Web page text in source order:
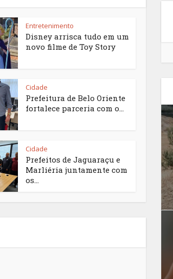
Entretenimento
Disney arrisca tudo em um
novo filme de Toy Story
Cidade
Prefeitura de Belo Oriente
fortalece parceria com o...
Cidade
Prefeitos de Jaguaraçu e
Marliéria juntamente com
os...